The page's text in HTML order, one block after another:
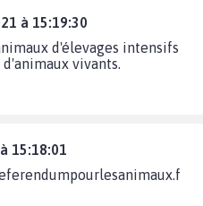
à 15:19:30
d'élevages intensifs
vivants.
15:18:01